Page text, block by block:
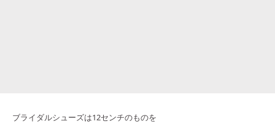
ブライダルシューズは12センチのものを